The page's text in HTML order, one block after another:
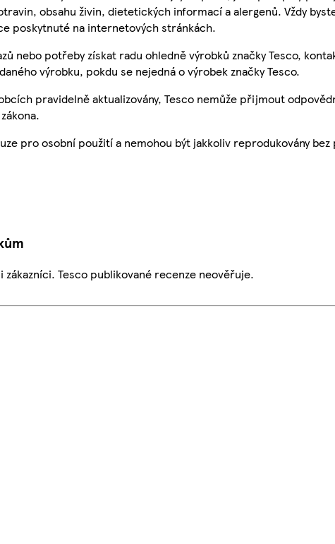
obsahu živin, dietetických informací a alergenů. Vždy
poskytnuté na internetových stránkách.
nebo potřeby získat radu ohledně výrobků značky Tesco,
výrobku, pokdu se nejedná o výrobek značky Tesco.
pravidelně aktualizovány, Tesco nemůže přijmout
pro osobní použití a nemohou být jakkoliv reprodukovány
zákazníci. Tesco publikované recenze neověřuje.